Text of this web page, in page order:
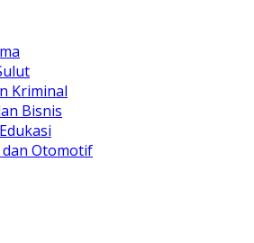
Kriminal
Bisnis
Otomotif